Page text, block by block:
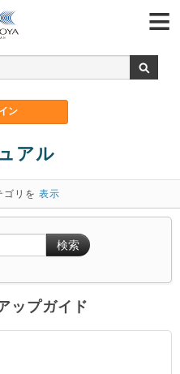
アル
ゴリを 表示
検索
ップガイド